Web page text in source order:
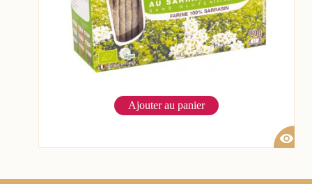
Ajouter au panier
visibility